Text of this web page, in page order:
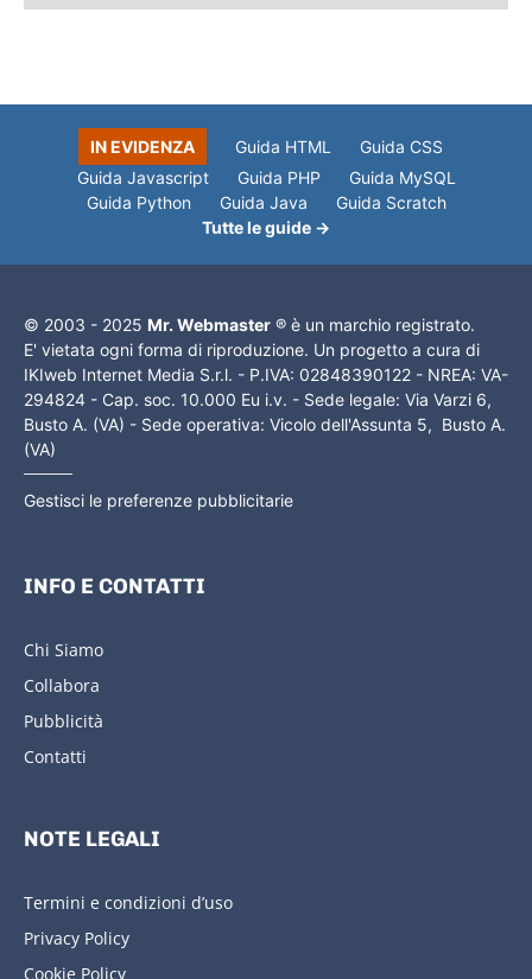
IN EVIDENZA Guida HTML
Guida CSS
Guida Javascript
Guida PHP
Guida MySQL
Guida Python
Guida Java
Guida Scratch
Tutte le guide →
© 2003 - 2025 Mr. Webmaster ® è un marchio registrato.
E' vietata ogni forma di riproduzione. Un progetto a cura di
IKIweb Internet Media S.r.l. - P.IVA: 02848390122 - NREA: VA-
294824 - Cap. soc. 10.000 Eu i.v. - Sede legale: Via Varzi 6,
Busto A. (VA) - Sede operativa: Vicolo dell'Assunta 5, Busto A.
(VA)
Gestisci le preferenze pubblicitarie
INFO E CONTATTI
Chi Siamo
Collabora
Pubblicità
Contatti
NOTE LEGALI
Termini e condizioni d’uso
Privacy Policy
Cookie Policy